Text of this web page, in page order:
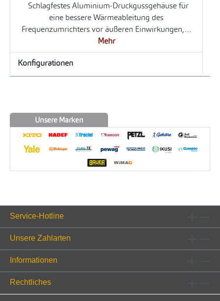
Schlagfestes Aluminium-Druckgussgehäuse für
eine bessere Wärmeableitung des
Frequenzumrichters vor äußeren Einwirkungen,…
Mehr
Konfigurationen
Unsere Marken
Service-Hotline
Unsere Zahlarten
Informationen
Rechtliches